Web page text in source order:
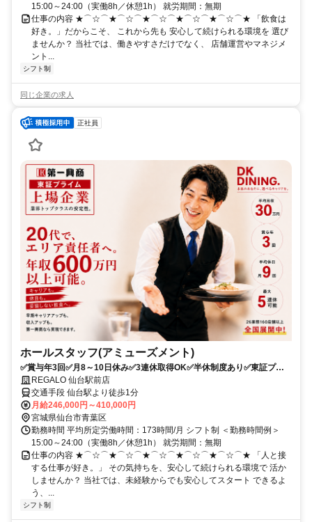
15:00～24:00（実働8h／休憩1h） 就労期間：無期
仕事の内容 ★⌒☆⌒★⌒☆⌒★⌒☆⌒★⌒☆⌒★⌒☆⌒★ 「飲食は
好き。」だからこそ、 これから先も 安心して続けられる環境を 選び
ませんか？ 当社では、働きやすさだけでなく、 店舗運営やマネジメ
ント...
シフト制
同じ企業の求人
正社員
ホールスタッフ(アミューズメント)
✅賞与年3回✅月8～10日休み✅3連休取得OK✅半休制度あり✅東証プラ
イム上場グループ✅未経験からキャリアアップ可能
REGALO 仙台駅前店
交通手段 仙台駅より徒歩1分
月給246,000円～410,000円
宮城県仙台市青葉区
勤務時間 平均所定労働時間：173時間/月 シフト制 ＜勤務時間例＞
15:00～24:00（実働8h／休憩1h） 就労期間：無期
仕事の内容 ★⌒☆⌒★⌒☆⌒★⌒☆⌒★⌒☆⌒★⌒☆⌒★ 「人と接
する仕事が好き。」 その気持ちを、安心して続けられる環境で 活か
しませんか？ 当社では、未経験からでも安心してスタート できるよ
う、...
シフト制